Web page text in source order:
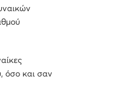
όσο και σαν